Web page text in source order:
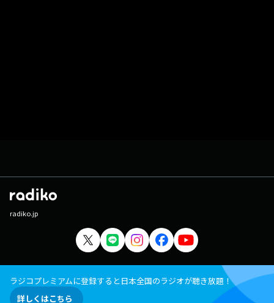
radiko.jp
ラジコプレミアムに登録すると日本全国のラジオが聴き放題！
詳しくはこちら